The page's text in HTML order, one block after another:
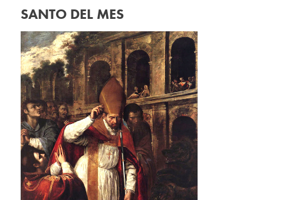
SANTO DEL MES